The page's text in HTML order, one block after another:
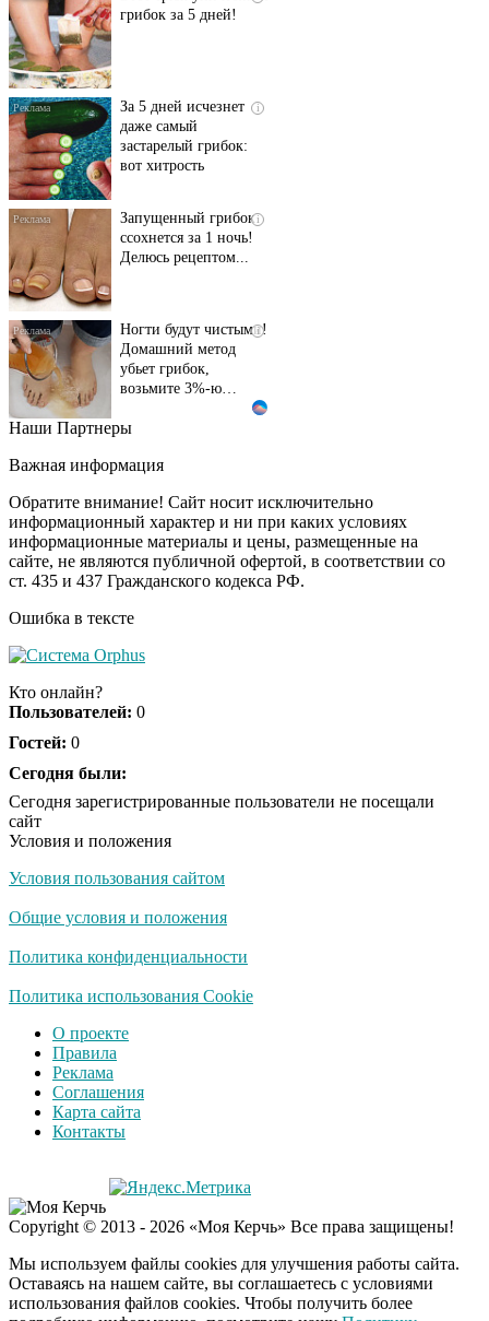
грибок за 5 дней!
i
За 5 дней исчезнет
даже самый
застарелый грибок:
вот хитрость
i
Запущенный грибок
ссохнется за 1 ночь!
Делюсь рецептом...
i
Ногти будут чистыми!
Домашний метод
убьет грибок,
возьмите 3%-ю…
Этот танец невесты
Пересмотрела 10 раз
i
Ролик длится пару
секунд, но вы будете в
шоке от увиденного
Ролик из Омска: вы
Ржу не переставая, это
не раз
Скрытая камера на
люди вытворяют, когда
Ролик длится
смеяться вы будете
Королева вагона
отожгла! Видео не
оставит равнодушным
Корее: «Верни мне
всё, что я подарил —
Patriot и THAAD»
Наши Партнеры
Важная информация
Обратите внимание! Сайт носит исключительно
информационный характер и ни при каких условиях
информационные материалы и цены, размещенные на
сайте, не являются публичной офертой, в соответствии со
ст. 435 и 437 Гражданского кодекса РФ.
Ошибка в тексте
Кто онлайн?
Пользователей: 0
Гостей: 0
Сегодня были:
Сегодня зарегистрированные пользователи не посещали
сайт
Условия и положения
Условия пользования сайтом
Общие условия и положения
Политика конфиденциальности
Политика использования Cookie
О проекте
Правила
Реклама
Соглашения
Карта сайта
Контакты
Copyright © 2013 - 2026 «Моя Керчь» Все права защищены!
Мы используем файлы cookies для улучшения работы сайта.
Оставаясь на нашем сайте, вы соглашаетесь с условиями
использования файлов cookies. Чтобы получить более